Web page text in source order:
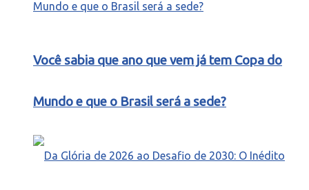
Você sabia que ano que vem já tem Copa do
Mundo e que o Brasil será a sede?